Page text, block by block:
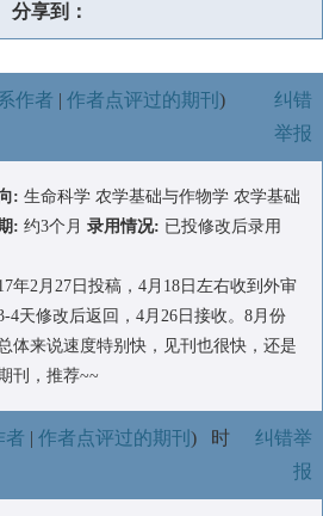
享到：
作者 | 作者点评过的期刊 )
纠错
举报
: 生命科学 农学基础与作物学 农学基础
: 约3个月 录用情况: 已投修改后录用
年2月27日投稿，4月18日左右收到外审
4天修改后返回，4月26日接收。8月份
体来说速度特别快，见刊也很快，还是
刊，推荐~~
者 | 作者点评过的期刊 ) 时
纠错举
报